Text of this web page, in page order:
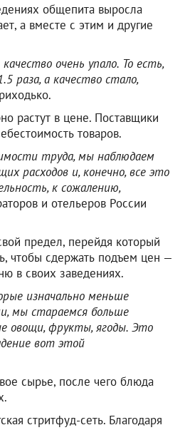
общепита выросла
а вместе с этим и другие
очень упало. То есть,
раза, а качество стало,
растут в цене. Поставщики
товаров.
труда, мы наблюдаем
расходов и, конечно, все это
к сожалению,
и отельеров России
предел, перейдя который
чтобы сдержать подъем цен —
в своих заведениях.
изначально меньше
мы стараемся больше
овощи, фрукты, ягоды. Это
вот этой
сырье, после чего блюда
стритфуд-сеть. Благодаря